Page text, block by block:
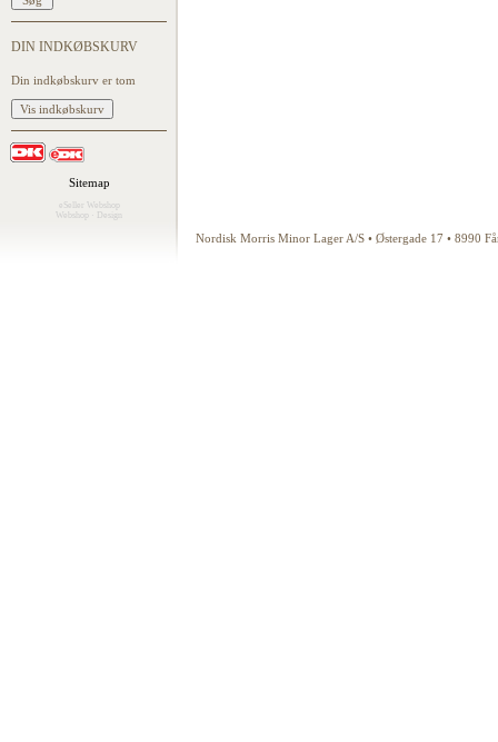
DIN INDKØBSKURV
Din indkøbskurv er tom
Sitemap
eSeller Webshop
Webshop
Design
Nordisk Morris Minor Lager A/S • Østergade 17 • 8990